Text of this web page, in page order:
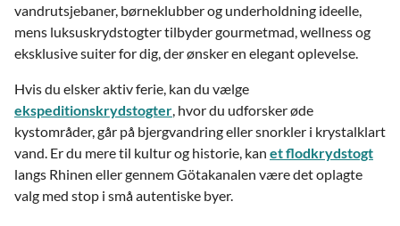
vandrutsjebaner, børneklubber og underholdning ideelle,
mens luksuskrydstogter tilbyder gourmetmad, wellness og
eksklusive suiter for dig, der ønsker en elegant oplevelse.
Hvis du elsker aktiv ferie, kan du vælge
ekspeditionskrydstogter, hvor du udforsker øde
kystområder, går på bjergvandring eller snorkler i krystalklart
vand. Er du mere til kultur og historie, kan et flodkrydstogt
langs Rhinen eller gennem Götakanalen være det oplagte
valg med stop i små autentiske byer.